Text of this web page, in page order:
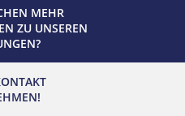
MEHR
ZU UNSEREN